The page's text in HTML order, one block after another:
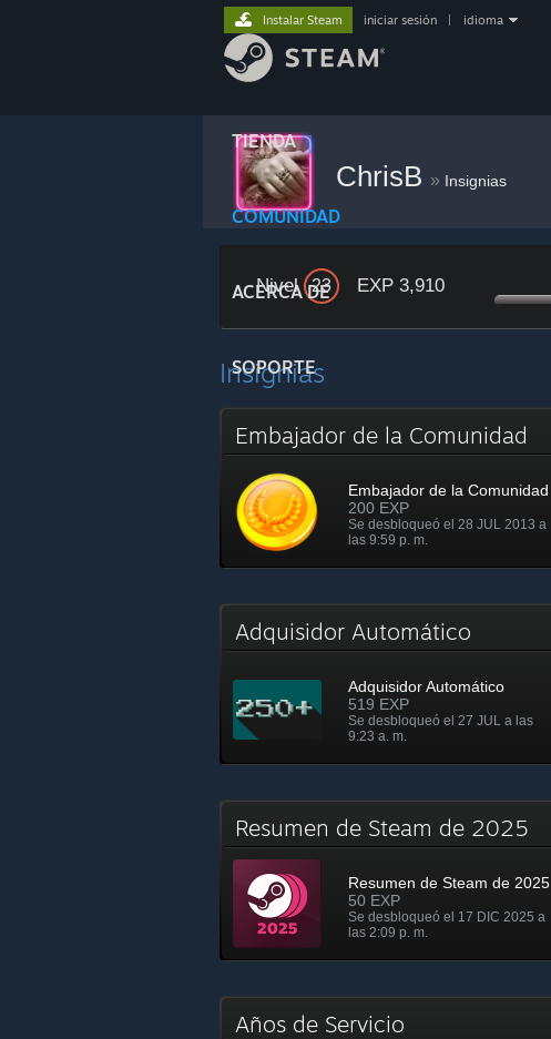
TIENDA
COMUNIDAD
ACERCA DE
SOPORTE
Instalar Steam iniciar sesión idioma
ChrisB » Insignias
Nivel 23 EXP 3,910
Insignias
Embajador de la Comunidad
Embajador de la Comunidad
200 EXP
Se desbloqueó el 28 JUL 2013 a
las 9:59 p. m.
Adquisidor Automático
Adquisidor Automático
519 EXP
Se desbloqueó el 27 JUL a las
9:23 a. m.
Resumen de Steam de 2025
Resumen de Steam de 2025
50 EXP
Se desbloqueó el 17 DIC 2025 a
las 2:09 p. m.
Años de Servicio